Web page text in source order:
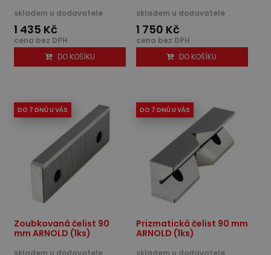
skladem u dodavatele
1 435 Kč
cena bez DPH
DO KOŠÍKU
skladem u dodavatele
1 750 Kč
cena bez DPH
DO KOŠÍKU
DO 7 DNŮ U VÁS
Zoubkovaná čelist 90
mm ARNOLD (1ks)
DO 7 DNŮ U VÁS
Prizmatická čelist 90 mm
ARNOLD (1ks)